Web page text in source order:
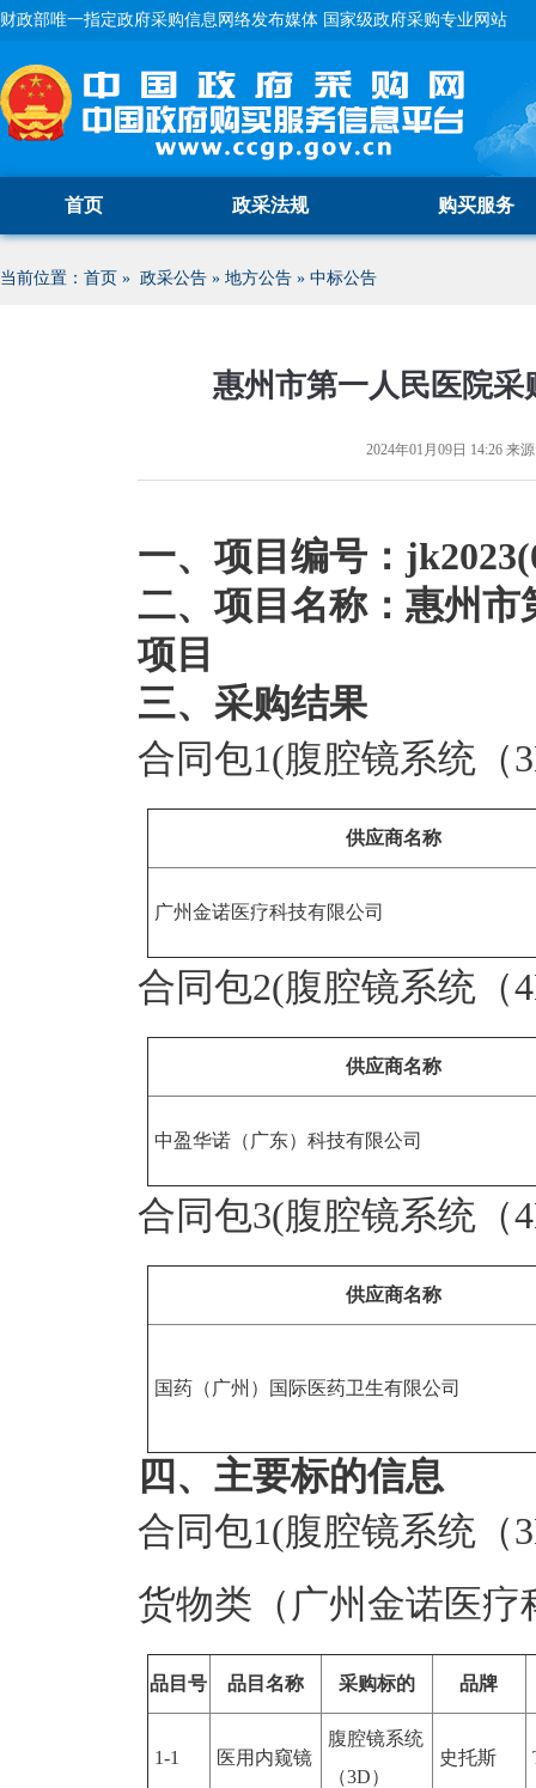
财政部唯一指定政府采购信息网络发布媒体 国家级政府采购专业网站
首页 政采法规 购买服务
当前位置： 首页 » 政采公告 » 地方公告 » 中标公告
惠州市第一人民医院
2024年01月09日 14:26 来
一、项目编号：
二、项目名称：惠州
项目
三、采购结果
合同包1(腹腔镜系统（
供应商名称
广州金诺医疗科技有限公司
合同包2(腹腔镜系统（
供应商名称
中盈华诺（广东）科技有限公司
合同包3(腹腔镜系统（
供应商名称
国药（广州）国际医药卫生有限公司
四、主要标的信息
合同包1(腹腔镜系统（
货物类（广州金诺医疗
品目号 品目名称 采购标的 品牌
1-1 医用内窥镜
腹腔镜系统
（3D）
史托斯